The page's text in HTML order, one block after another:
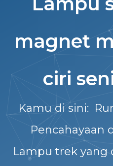
magnet
ciri
Kamu di sini:
Pencahayaan
Lampu trek yang